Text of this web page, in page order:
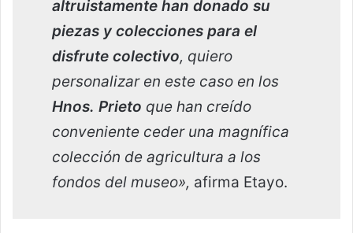
altruistamente han donado su
piezas y colecciones para el
disfrute colectivo, quiero
personalizar en este caso en los
Hnos. Prieto que han creído
conveniente ceder una magnífica
colección de agricultura a los
fondos del museo», afirma Etayo.